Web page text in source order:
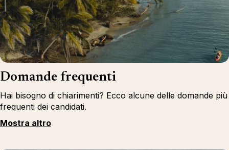
Domande frequenti
Hai bisogno di chiarimenti? Ecco alcune delle domande più
frequenti dei candidati.
Mostra altro